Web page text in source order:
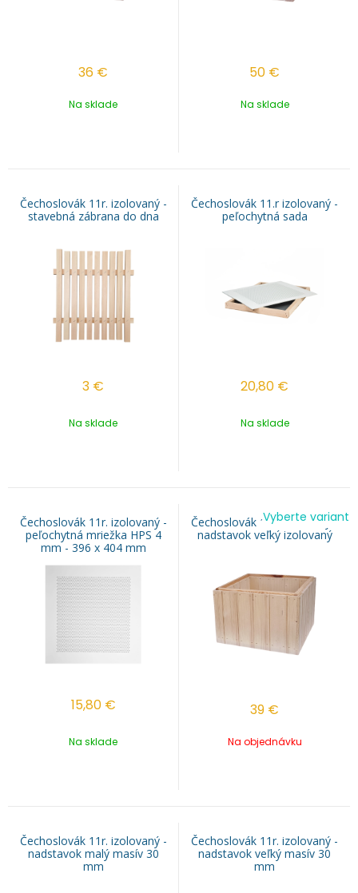
36 €
Na sklade
50 €
Na sklade
Čechoslovák 11r. izolovaný -
stavebná zábrana do dna
3 €
Na sklade
Čechoslovák 11.r izolovaný -
peľochytná sada
20,80 €
Na sklade
Čechoslovák 11r. izolovaný -
peľochytná mriežka HPS 4
mm - 396 x 404 mm
15,80 €
Na sklade
Čechoslovák 11r. izolovaný -
nadstavok veľký izolovaný
39 €
Vyberte variant
Na objednávku
Čechoslovák 11r. izolovaný -
nadstavok malý masív 30
mm
Čechoslovák 11r. izolovaný -
nadstavok veľký masív 30
mm